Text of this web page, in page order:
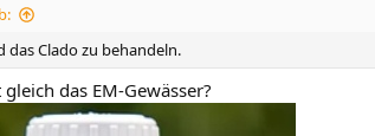
das Clado zu behandeln.
das EM-Gewässer?